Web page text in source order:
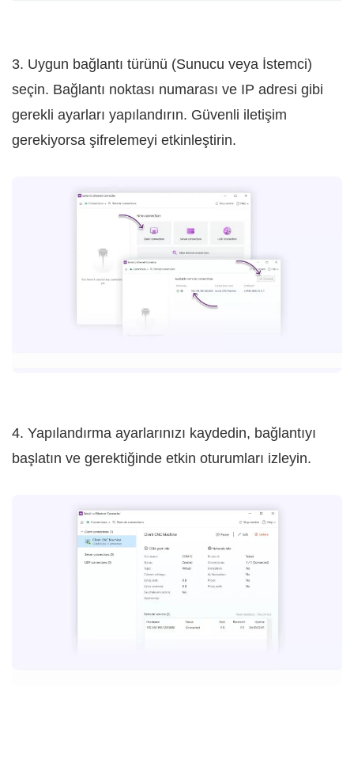
3. Uygun bağlantı türünü (Sunucu veya İstemci)
seçin. Bağlantı noktası numarası ve IP adresi gibi
gerekli ayarları yapılandırın. Güvenli iletişim
gerekiyorsa şifrelemeyi etkinleştirin.
4. Yapılandırma ayarlarınızı kaydedin, bağlantıyı
başlatın ve gerektiğinde etkin oturumları izleyin.